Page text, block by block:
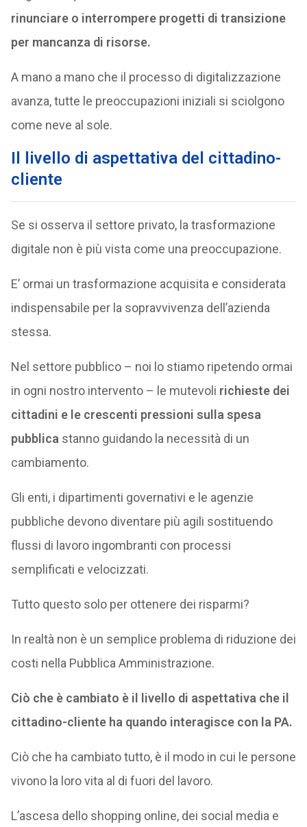
rinunciare o interrompere progetti di transizione
per mancanza di risorse.
A mano a mano che il processo di digitalizzazione
avanza, tutte le preoccupazioni iniziali si sciolgono
come neve al sole.
Il livello di aspettativa del cittadino-
cliente
Se si osserva il settore privato, la trasformazione
digitale non è più vista come una preoccupazione.
E’ ormai un trasformazione acquisita e considerata
indispensabile per la sopravvivenza dell’azienda
stessa.
Nel settore pubblico – noi lo stiamo ripetendo ormai
in ogni nostro intervento – le mutevoli richieste dei
cittadini e le crescenti pressioni sulla spesa
pubblica stanno guidando la necessità di un
cambiamento.
Gli enti, i dipartimenti governativi e le agenzie
pubbliche devono diventare più agili sostituendo
flussi di lavoro ingombranti con processi
semplificati e velocizzati.
Tutto questo solo per ottenere dei risparmi?
In realtà non è un semplice problema di riduzione dei
costi nella Pubblica Amministrazione.
Ciò che è cambiato è il livello di aspettativa che il
cittadino-cliente ha quando interagisce con la PA.
Ciò che ha cambiato tutto, è il modo in cui le persone
vivono la loro vita al di fuori del lavoro.
L’ascesa dello shopping online, dei social media e